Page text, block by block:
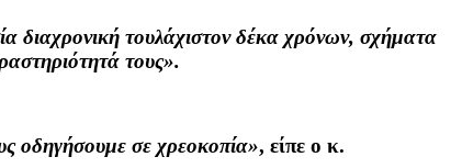
διαχρονική τουλάχιστον δέκα χρόνων, σχήματα
τους».
οδηγήσουμε σε χρεοκοπία», είπε ο κ.